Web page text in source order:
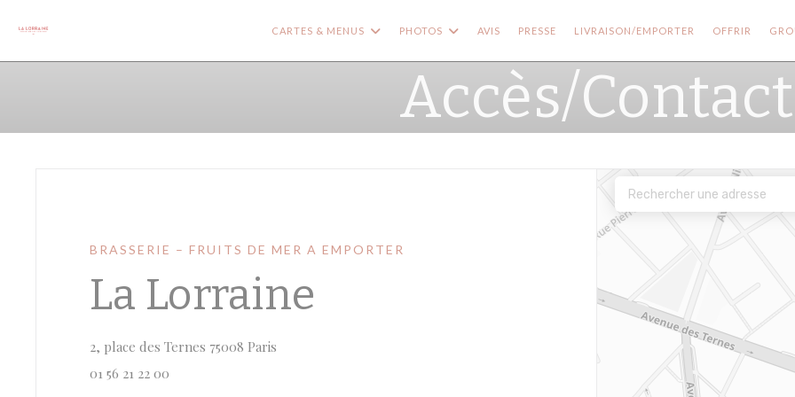
CARTES & MENUS PHOTOS AVIS PRESSE LIVRAISON/EMPORTER OFFRIR
Accès/Contact
BRASSERIE – FRUITS DE MER A EMPORTER
La Lorraine
2, place des Ternes 75008 Paris
01 56 21 22 00